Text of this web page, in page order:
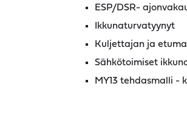
ESP/DSR-
Ikkunaturvatyynyt
Kuljettajan ja
Sähkötoimiset
MY13 tehdasmalli -